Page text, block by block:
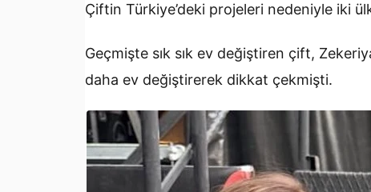
Çiftin Türkiye’deki projeleri nedeniyle iki
Geçmişte sık sık ev değiştiren çift,
daha ev değiştirerek dikkat çekmişti.